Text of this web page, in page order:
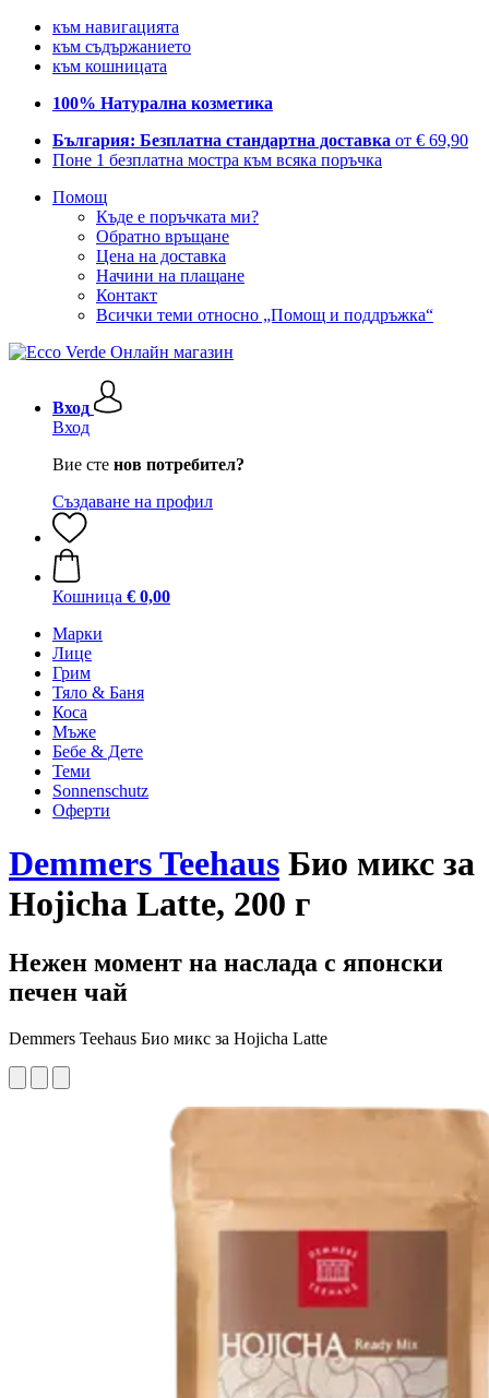
към навигацията
към съдържанието
към кошницата
100% Натурална козметика
България: Безплатна стандартна доставка от € 69,90
Поне 1 безплатна мостра към всяка поръчка
Помощ
Къде е поръчката ми?
Обратно връщане
Цена на доставка
Начини на плащане
Контакт
Всички теми относно „Помощ и поддръжка“
Вход
Вход
Вие сте нов потребител?
Създаване на профил
Кошница € 0,00
Марки
Лице
Грим
Тяло & Баня
Коса
Мъже
Бебе & Дете
Теми
Sonnenschutz
Оферти
Demmers Teehaus Био микс за
Hojicha Latte, 200 г
Нежен момент на наслада с японски
печен чай
Demmers Teehaus Био микс за Hojicha Latte